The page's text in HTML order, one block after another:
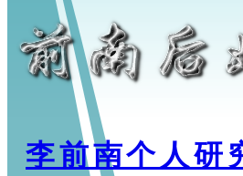
李前南个人研